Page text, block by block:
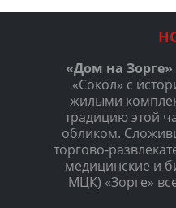
«Дом на Зорге»
«Сокол» с
жилыми
традицию этой
обликом.
торгово-
медицинские и
МЦК) «Зорге»